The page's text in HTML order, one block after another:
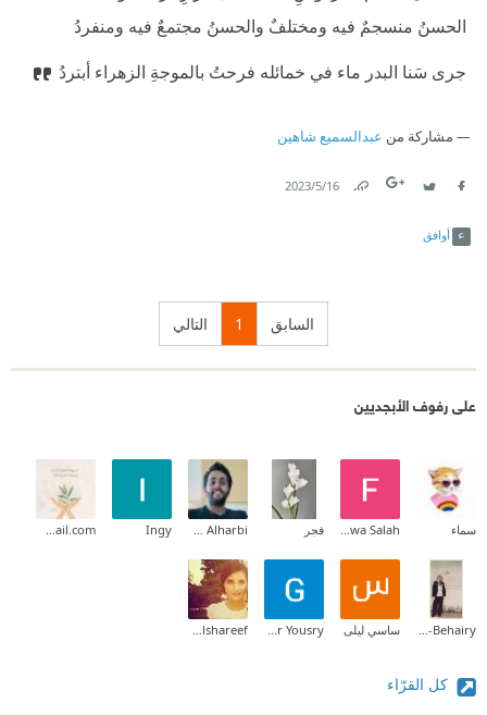
‫ الحسنُ منسجمٌ فيه ومختلفٌ والحسنُ مجتمعٌ فيه ومنفردُ
‫ جرى سَنا البدر ماء في خمائله فرحتُ بالموجةِ الزهراء أبتردُ
مشاركة من عبدالسميع شاهين
16‏/5‏/2023
أوافق
السابق 1 التالي
على رفوف الأبجديين
سماء Fadwa Salah فجر Khalid Alharbi
Ingy
dr.salmaa90@gmail.com
Sarah El-Behairy ساسي ليلى Ghadeer Yousry
Raghd Alshareef
كل القرّاء